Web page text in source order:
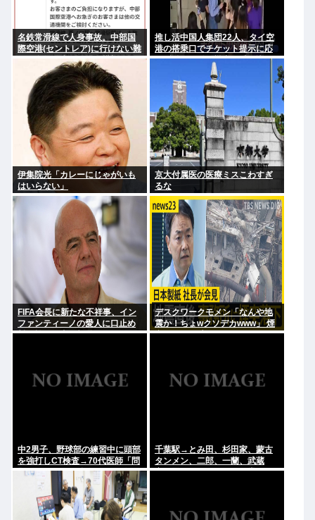
名鉄常滑線で人身事故。中部国
際空港(セントレア)に行けない難
民が多数発生している模様
推し活中国人集団22人、タイ空
港の搭乗口でチケット提示に応
じず俳優と同じ機内に乗り込も
うとし大混乱 まとめて搭乗拒否
伊集院光「カレーにじゃがいも
はいらない」
京大付属医の医療ミスこわすぎ
るな
FIFA会長に新たな不祥事、イン
ファンティーノの愛人に口止め
料を払った事が報道される
デスクワークモメン「なんや地
震か！ちょwクソデカwww」 煙
突ドーン 死亡
中2男子、野球部の練習中に頭部
を強打しCT検査→70代医師「問
題ないです」→他人のCT画像で
中学生死亡
千葉駅→とみ田、杉田家、蒙古
タンメン、二郎、一蘭、武蔵
家、雷、ラーショ、一風堂etc…